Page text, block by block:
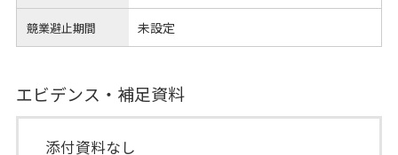
競業避止期間 未設定
エビデンス・補足資料
添付資料なし